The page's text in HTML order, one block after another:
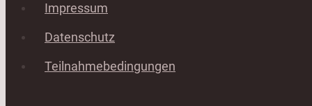
Impressum
Datenschutz
Teilnahmebedingungen